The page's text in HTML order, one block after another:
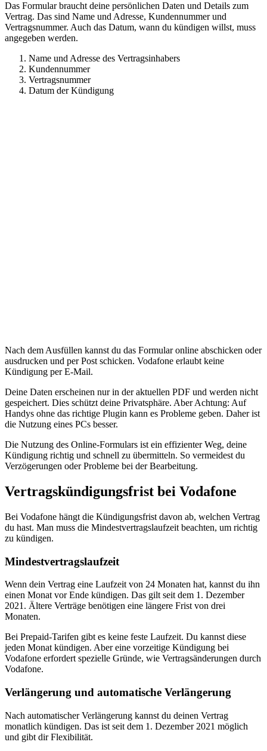
Das Formular braucht deine persönlichen Daten und Details zum
Vertrag. Das sind Name und Adresse, Kundennummer und
Vertragsnummer. Auch das Datum, wann du kündigen willst, muss
angegeben werden.
Name und Adresse des Vertragsinhabers
Kundennummer
Vertragsnummer
Datum der Kündigung
Nach dem Ausfüllen kannst du das Formular online abschicken oder
ausdrucken und per Post schicken. Vodafone erlaubt keine
Kündigung per E-Mail.
Deine Daten erscheinen nur in der aktuellen PDF und werden nicht
gespeichert. Dies schützt deine Privatsphäre. Aber Achtung: Auf
Handys ohne das richtige Plugin kann es Probleme geben. Daher ist
die Nutzung eines PCs besser.
Die Nutzung des Online-Formulars ist ein effizienter Weg, deine
Kündigung richtig und schnell zu übermitteln. So vermeidest du
Verzögerungen oder Probleme bei der Bearbeitung.
Vertragskündigungsfrist bei Vodafone
Bei Vodafone hängt die Kündigungsfrist davon ab, welchen Vertrag
du hast. Man muss die Mindestvertragslaufzeit beachten, um richtig
zu kündigen.
Mindestvertragslaufzeit
Wenn dein Vertrag eine Laufzeit von 24 Monaten hat, kannst du ihn
einen Monat vor Ende kündigen. Das gilt seit dem 1. Dezember
2021. Ältere Verträge benötigen eine längere Frist von drei
Monaten.
Bei Prepaid-Tarifen gibt es keine feste Laufzeit. Du kannst diese
jeden Monat kündigen. Aber eine vorzeitige Kündigung bei
Vodafone erfordert spezielle Gründe, wie Vertragsänderungen durch
Vodafone.
Verlängerung und automatische Verlängerung
Nach automatischer Verlängerung kannst du deinen Vertrag
monatlich kündigen. Das ist seit dem 1. Dezember 2021 möglich
und gibt dir Flexibilität.